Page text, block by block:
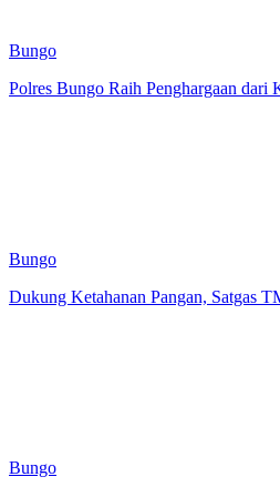
Bungo
Polres Bungo Raih Penghargaan dari
Bungo
Dukung Ketahanan Pangan, Satgas
Bungo